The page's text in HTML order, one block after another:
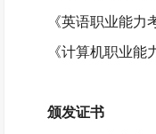
《英语职业能力
《计算机职业能
颁发证书